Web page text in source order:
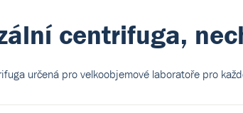
centrifuga,
určená pro velkoobjemové laboratoře pro